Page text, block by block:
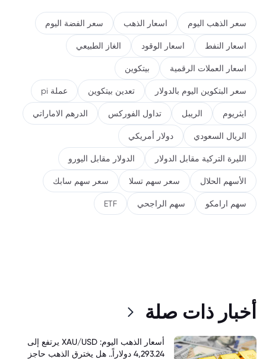
سعر الذهب اليوم اسعار الذهب سعر الفضة اليوم
اسعار النفط اسعار الوقود الغاز الطبيعي
اسعار العملات الرقمية بيتكوين
سعر البتكوين اليوم بالدولار تعدين بيتكوين عملة pi
ايثريوم الريبل تداول الفوركس الدرهم الاماراتي
الريال السعودي دولار أمريكي
الليرة التركية مقابل الدولار الدولار مقابل اليورو
الأسهم الحلال سعر سهم تسلا سعر سهم سابك
سهم ارامكو سهم الراجحي ETF
أخبار ذات صلة
أسعار الذهب اليوم: XAU/USD يرتفع إلى
4,293.24 دولاراً.. هل يخترق الذهب حاجز